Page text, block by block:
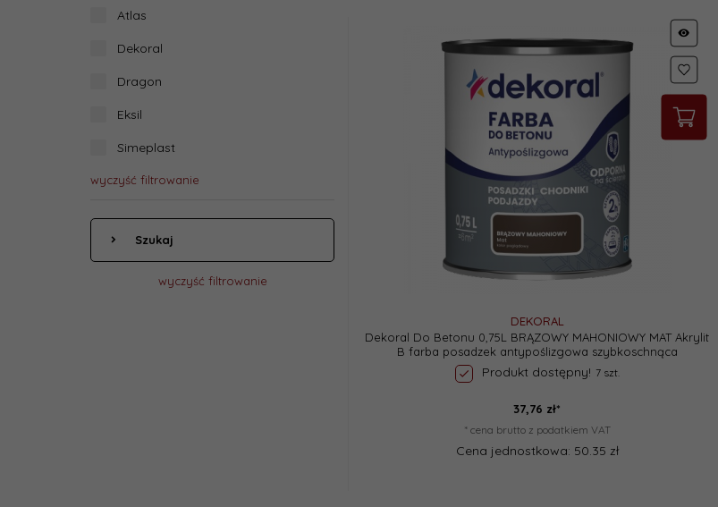
Atlas
Dekoral
Dragon
Eksil
Simeplast
wyczyść filtrowanie
Szukaj
wyczyść filtrowanie
DEKORAL
Dekoral Do Betonu 0,75L BRĄZOWY MAHONIOWY MAT Akrylit
B farba posadzek antypoślizgowa szybkoschnąca
Produkt dostępny! 7 szt.
37,76 zł*
* cena brutto z podatkiem VAT
Cena jednostkowa: 50.35 zł